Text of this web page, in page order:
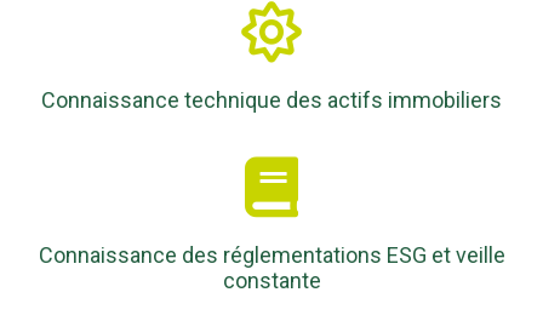
Connaissance technique des actifs immobiliers
Connaissance des réglementations ESG et veille
constante